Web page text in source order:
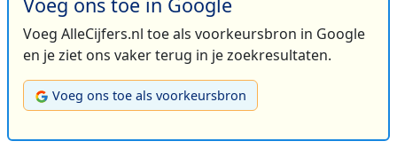
Voeg AlleCijfers.nl toe als voorkeursbron in Google
en je ziet ons vaker terug in je zoekresultaten.
Voeg ons toe als voorkeursbron